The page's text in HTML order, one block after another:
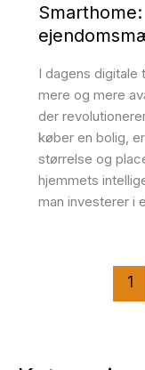
I dagens digitale
mere og mere
der
køber en bolig,
størrelse og
hjemmets
man investerer i
1